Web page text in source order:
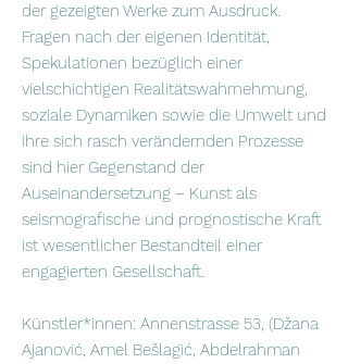
der gezeigten Werke zum Ausdruck.
Fragen nach der eigenen Identität,
Spekulationen bezüglich einer
vielschichtigen Realitätswahrnehmung,
soziale Dynamiken sowie die Umwelt und
ihre sich rasch verändernden Prozesse
sind hier Gegenstand der
Auseinandersetzung – Kunst als
seismografische und prognostische Kraft
ist wesentlicher Bestandteil einer
engagierten Gesellschaft.
Künstler*innen: Annenstrasse 53, (Džana
Ajanović, Amel Bešlagić, Abdelrahman